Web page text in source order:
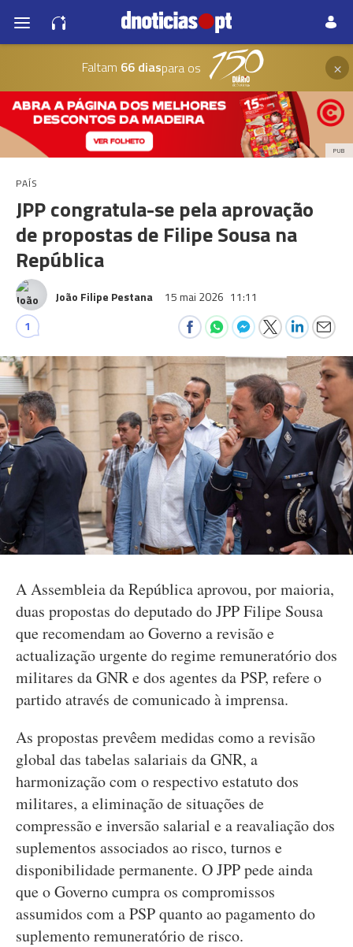
Faltam 66 diaspara os ×
PUB
PAÍS
JPP congratula-se pela aprovação
de propostas de Filipe Sousa na
República
João Filipe Pestana 15 mai 2026 11:11
1
A Assembleia da República aprovou, por maioria,
duas propostas do deputado do JPP Filipe Sousa
que recomendam ao Governo a revisão e
actualização urgente do regime remuneratório dos
militares da GNR e dos agentes da PSP, refere o
partido através de comunicado à imprensa.
As propostas prevêem medidas como a revisão
global das tabelas salariais da GNR, a
harmonização com o respectivo estatuto dos
militares, a eliminação de situações de
compressão e inversão salarial e a reavaliação dos
suplementos associados ao risco, turnos e
disponibilidade permanente. O JPP pede ainda
que o Governo cumpra os compromissos
assumidos com a PSP quanto ao pagamento do
suplemento remuneratório de risco.